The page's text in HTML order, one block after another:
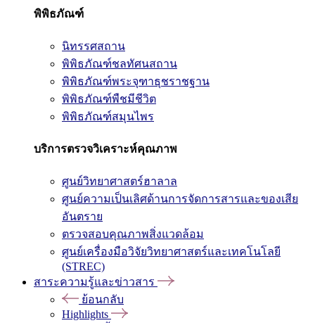
พิพิธภัณฑ์
นิทรรศสถาน
พิพิธภัณฑ์ชลทัศนสถาน
พิพิธภัณฑ์พระจุฑาธุชราชฐาน
พิพิธภัณฑ์พืชมีชีวิต
พิพิธภัณฑ์สมุนไพร
บริการตรวจวิเคราะห์คุณภาพ
ศูนย์วิทยาศาสตร์ฮาลาล
ศูนย์ความเป็นเลิศด้านการจัดการสารและของเสีย
อันตราย
ตรวจสอบคุณภาพสิ่งแวดล้อม
ศูนย์เครื่องมือวิจัยวิทยาศาสตร์และเทคโนโลยี
(STREC)
สาระความรู้และข่าวสาร
ย้อนกลับ
Highlights